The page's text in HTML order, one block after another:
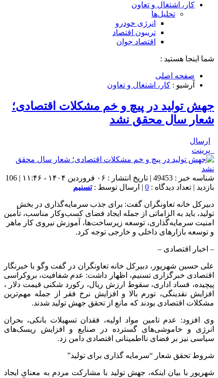
کار، اشتغال و تعاون
تحلیل‌ها
انرژی خودرو
تریبون اقتصاد
اقتصاد جوان
شما اینجا هستید :
صفحه اصلی
آرشیو : کار، اشتغال و تعاون
جهش تولید در پیچ و خم مشکلات اقتصادی؛
شعار سال محقق نشد
ارسال
پرینت
شناسه خبر : 49453 | تاریخ انتشار : ۰۶ فروردین ۱۴۰۴ - ۱۱:۴۶ | 106
بازدید | تعداد دیدگاه : 0 | ارسال توسط :تسنیم
دبیرکل خانه تعاونگران گفت: برای جذب سرمایه‌گذاری در بخش
تولید، باید به الزاماتی از جمله ایجاد فضای کسب‌وکار مناسب، تأمین
امنیت سرمایه‌گذاری، توسعه زیرساخت‌ها، آموزش نیروی کار ماهر
و توسعه بازارهای داخلی و خارجی توجه کرد.
– اخبار اقتصادی –
علی حسین شهریور، دبیرکل خانه تعاونگران در گفت وگو با خبرنگار
اقتصادی خبرگزاری تسنیم، اظهار داشت: عدم شفافیت، بروکراسی
پیچیده، فساد اداری، سقوط ارزش ریال، رکورد شکنی قیمت دلار ،
افزایش نقدینگی، تورم بالا و افزایش نرخ فقر از جمله مهم‌ترین
مشکلات اقتصادی بودند که مانع از تحقق جهش تولید شدند.
وی افزود: عدم تامین مواد اولیه، فقدان تسهیلات بانکی، بحران
انرژی و خاموشی‌های گسترده در صنایع و افزایش ریسک‌های
سیاسی نیز بر فضای نااطمینانی اقتصادی دامن زد.
شروط تحقق شعار “سرمایه گذاری برای تولید”
شهریور با بیان اینکه، جهش تولید با مشارکت مردم به معنای ایجاد